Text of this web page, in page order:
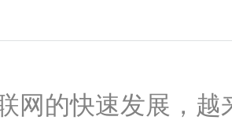
网的快速发展，